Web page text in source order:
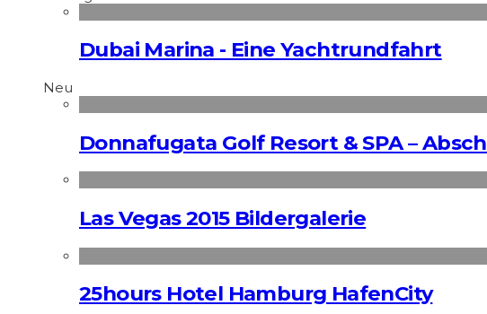
Dubai Marina - Eine Yachtrundfahrt
Neu
Donnafugata Golf Resort & SPA –
Las Vegas 2015 Bildergalerie
25hours Hotel Hamburg HafenCity